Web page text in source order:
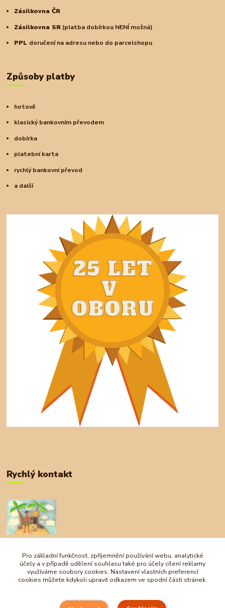
Zásilkovna ČR
Zásilkovna SR (platba dobírkou NENÍ možná)
PPL doručení na adresu nebo do parcelshopu
Způsoby platby
hotově
klasický bankovním převodem
dobírka
platební karta
rychlý bankovní převod
a další
Rychlý kontakt
+420 727 972 830
obchod@ostrovherahlavolamu.cz
Pro základní funkčnost, zpříjemnění používání webu, analytické
účely a v případě udělení souhlasu také pro účely cílení reklamy
využíváme soubory cookies. Nastavení vlastních preferencí
cookies můžete kdykoli upravit odkazem ve spodní části stránek.